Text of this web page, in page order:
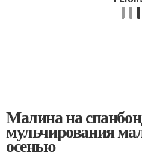
Малина на
мульчирования
осенью